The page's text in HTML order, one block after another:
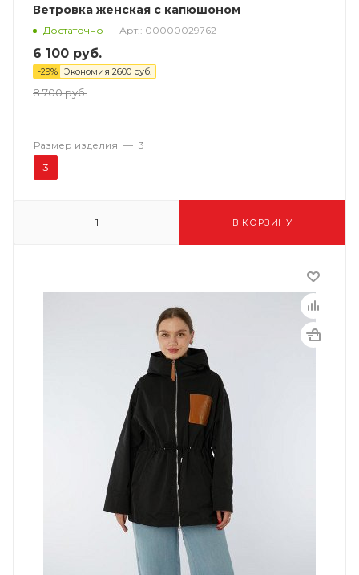
Ветровка женская с капюшоном
Достаточно Арт.: 00000029762
6 100 руб.
-29% Экономия 2600 руб.
8 700руб.
В КОРЗИНУ
Размер изделия — 3
3